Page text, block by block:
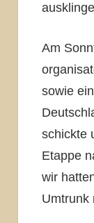
Am
sowie
schickte
Etappe
wir
Umtrunk